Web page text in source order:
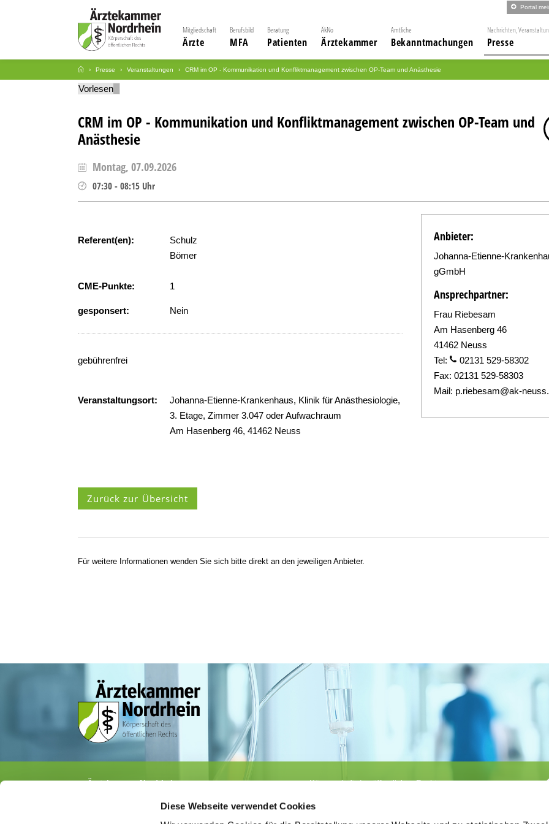
Diese Webseite verwendet Cookies
Portal
Mitgliedschaft
Ärzte
Berufsbild
MFA
Beratung
Patienten
ÄkNo
Ärztekammer
Amtliche
Bekanntmachungen
Nachrichten,
Presse
Presse Veranstaltungen CRM im OP - Kommunikation und Konfliktmanagement zwischen OP-Team und Anästhesie
Vorlesen
CRM im OP - Kommunikation und Konfliktmanagement zwischen OP-Team und
Anästhesie
Montag, 07.09.2026
07:30 - 08:15 Uhr
Referent(en):
Schulz
Bömer
CME-Punkte: 1
gesponsert: Nein
gebührenfrei
Veranstaltungsort:
Johanna-Etienne-Krankenhaus, Klinik für Anästhesiologie,
3. Etage, Zimmer 3.047 oder Aufwachraum
Am Hasenberg 46, 41462 Neuss
Anbieter:
Johanna-Etienne-
gGmbH
Ansprechpartner:
Frau Riebesam
Am Hasenberg 46
41462 Neuss
Tel:
02131 529-58302
Fax: 02131 529-58303
Mail: p.riebesam@ak-
Zurück zur Übersicht
Für weitere Informationen wenden Sie sich bitte direkt an den jeweiligen Anbieter.
Ärztekammer Nordrhein
· Fax 0211 / 4302 2009
Körperschaft des öffentlichen Rechts